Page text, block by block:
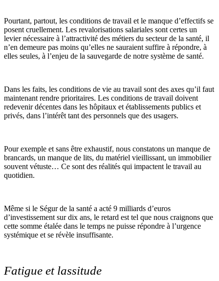
Pourtant, partout, les conditions de travail et le manque d’effectifs se
posent cruellement. Les revalorisations salariales sont certes un
levier nécessaire à l’attractivité des métiers du secteur de la santé, il
n’en demeure pas moins qu’elles ne sauraient suffire à répondre, à
elles seules, à l’enjeu de la sauvegarde de notre système de santé.
Dans les faits, les conditions de vie au travail sont des axes qu’il faut
maintenant rendre prioritaires. Les conditions de travail doivent
redevenir décentes dans les hôpitaux et établissements publics et
privés, dans l’intérêt tant des personnels que des usagers.
Pour exemple et sans être exhaustif, nous constatons un manque de
brancards, un manque de lits, du matériel vieillissant, un immobilier
souvent vétuste… Ce sont des réalités qui impactent le travail au
quotidien.
Même si le Ségur de la santé a acté 9 milliards d’euros
d’investissement sur dix ans, le retard est tel que nous craignons que
cette somme étalée dans le temps ne puisse répondre à l’urgence
systémique et se révèle insuffisante.
Fatigue et lassitude